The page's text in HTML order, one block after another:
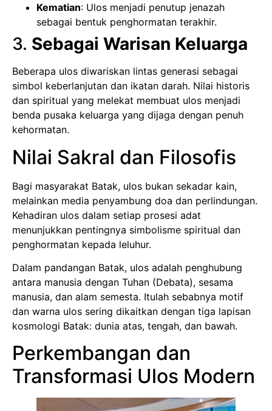
Kematian: Ulos menjadi penutup jenazah
sebagai bentuk penghormatan terakhir.
3. Sebagai Warisan Keluarga
Beberapa ulos diwariskan lintas generasi sebagai
simbol keberlanjutan dan ikatan darah. Nilai historis
dan spiritual yang melekat membuat ulos menjadi
benda pusaka keluarga yang dijaga dengan penuh
kehormatan.
Nilai Sakral dan Filosofis
Bagi masyarakat Batak, ulos bukan sekadar kain,
melainkan media penyambung doa dan perlindungan.
Kehadiran ulos dalam setiap prosesi adat
menunjukkan pentingnya simbolisme spiritual dan
penghormatan kepada leluhur.
Dalam pandangan Batak, ulos adalah penghubung
antara manusia dengan Tuhan (Debata), sesama
manusia, dan alam semesta. Itulah sebabnya motif
dan warna ulos sering dikaitkan dengan tiga lapisan
kosmologi Batak: dunia atas, tengah, dan bawah.
Perkembangan dan
Transformasi Ulos Modern